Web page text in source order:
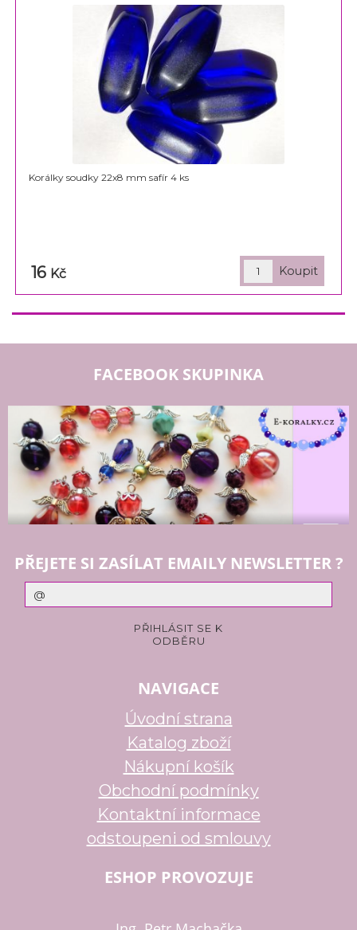
Korálky soudky 22x8 mm safír 4 ks
16 Kč
FACEBOOK SKUPINKA
PŘEJETE SI ZASÍLAT EMAILY NEWSLETTER ?
NAVIGACE
Úvodní strana
Katalog zboží
Nákupní košík
Obchodní podmínky
Kontaktní informace
odstoupeni od smlouvy
ESHOP PROVOZUJE